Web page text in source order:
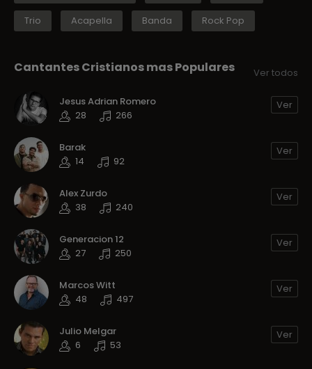
Trio Acapella Banda Rock Pop
Cantantes Cristianos mas Populares Ver todos
Jesus Adrian Romero
28
266
Ver
Barak
14
92
Ver
Alex Zurdo
38
240
Ver
Generacion 12
27
250
Ver
Marcos Witt
48
497
Ver
Julio Melgar
6
53
Ver